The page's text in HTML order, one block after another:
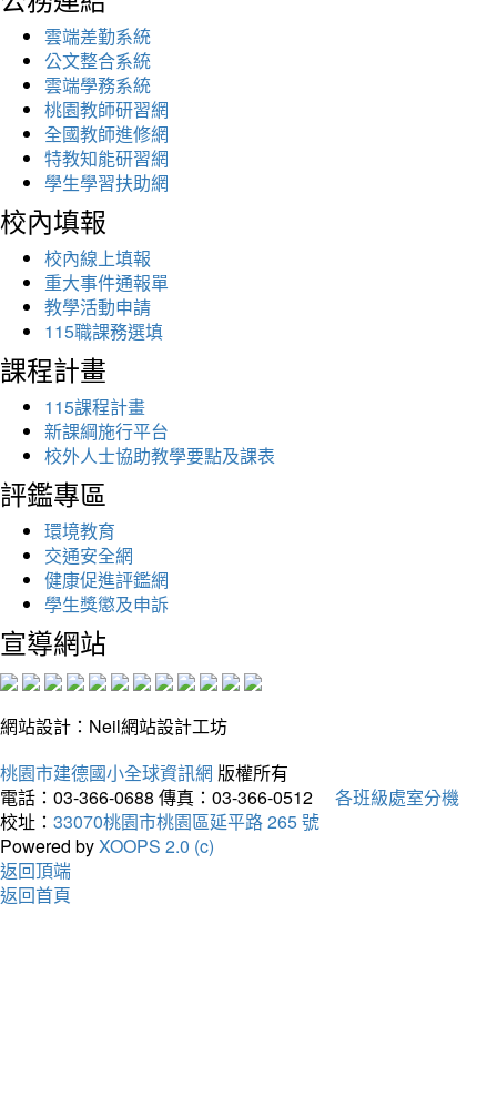
雲端差勤系統
公文整合系統
雲端學務系統
桃園教師研習網
全國教師進修網
特教知能研習網
學生學習扶助網
校內填報
校內線上填報
重大事件通報單
教學活動申請
115職課務選填
課程計畫
115課程計畫
新課綱施行平台
校外人士協助教學要點及課表
評鑑專區
環境教育
交通安全網
健康促進評鑑網
學生獎懲及申訴
宣導網站
網站設計：Neil網站設計工坊
桃園市建德國小全球資訊網 版權所有
電話：03-366-0688 傳真：03-366-0512
各班級處室分機
校址： 33070桃園市桃園區延平路 265 號
Powered byXOOPS 2.0 (c)
返回頂端
返回首頁